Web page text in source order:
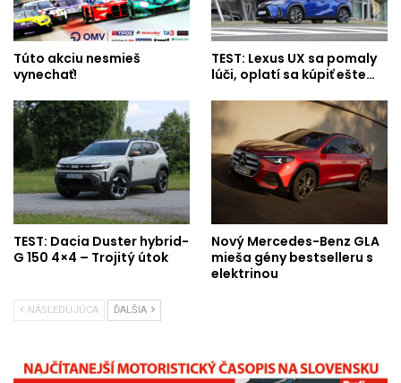
Túto akciu nesmieš
vynechať!
TEST: Lexus UX sa pomaly
lúči, oplatí sa kúpiť ešte…
TEST: Dacia Duster hybrid-
G 150 4×4 – Trojitý útok
Nový Mercedes-Benz GLA
mieša gény bestselleru s
elektrinou
NÁSLEDUJÚCA ĎALŠIA